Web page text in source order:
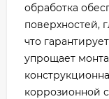
обработка
поверхностей,
что
упрощает
коррозионной